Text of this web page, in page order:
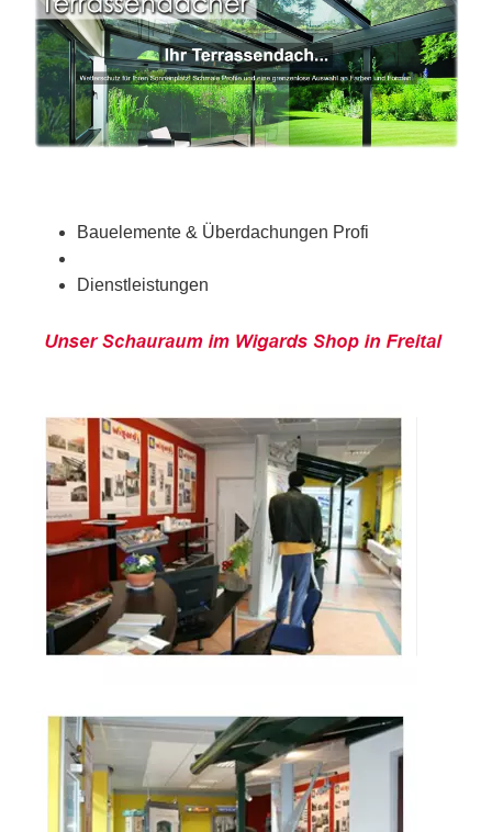
Bauelemente & Überdachungen Profi
Dienstleistungen